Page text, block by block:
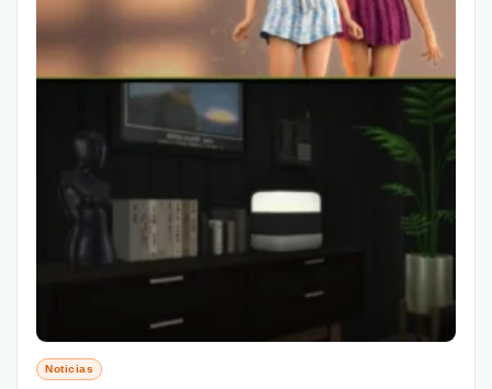
Noticias